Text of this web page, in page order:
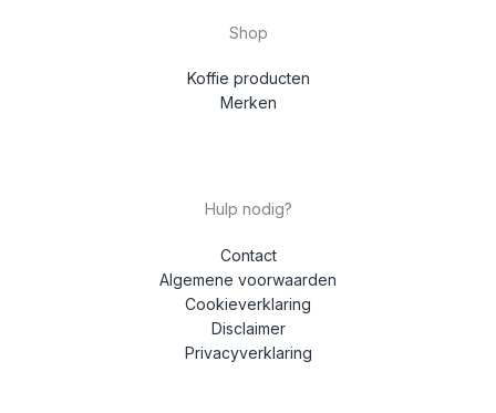
Shop
Koffie producten
Merken
Hulp nodig?
Contact
Algemene voorwaarden
Cookieverklaring
Disclaimer
Privacyverklaring